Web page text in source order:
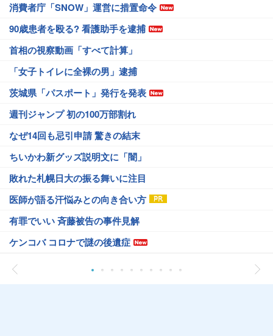
消費者庁「SNOW」運営に措置命令
90歳患者を殴る? 看護助手を逮捕
首相の視察動画「すべて計算」
「女子トイレに全裸の男」逮捕
茨城県「パスポート」発行を発表
週刊ジャンプ 初の100万部割れ
なぜ14回も忌引申請 驚きの結末
ちいかわ新グッズ説明文に「闇」
敗れた札幌日大の振る舞いに注目
医師が語る汗悩みとの向き合い方
有罪でいい 斉藤被告の事件見解
ケンコバ コロナで謎の後遺症